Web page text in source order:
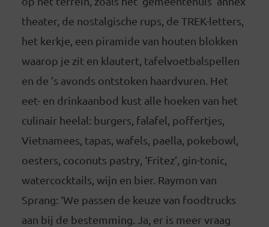
theater, de nostalgische rups, de TREK-letters,
het kerkje, een piramide van houten blokken
waarop je zit en klautert, tafelvoetbalspellen
en de ’s avonds ontstoken haardvuren. Het
eet- en drinkaanbod kust alle hoeken van het
culinair heelal: burgers, falafel, poffertjes,
Vietnamees, tapas, wafels, paella, pokebowl,
oesters, coconuts pastry, ‘Fritez’, gin-tonic,
watercocktails, wijn en bier. Raymon van
Sprang: ‘We passen de keuze van foodtrucks
aan bij de bestemming. Ja, er is meer vraag